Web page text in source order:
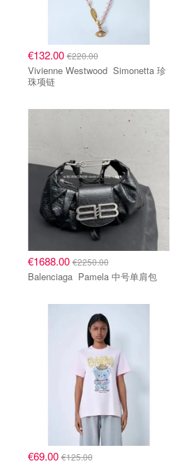
€132.00€220.00
Vivienne Westwood Simonetta 珍
珠项链
€1688.00€2250.00
Balenciaga Pamela 中号单肩包
€69.00€125.00